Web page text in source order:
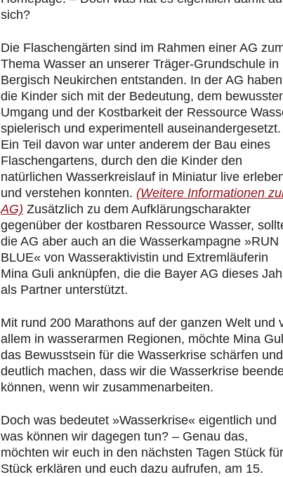
sich?
Die Flaschengärten sind im Rahmen einer AG
Thema Wasser an unserer Träger-Grundschule in
Bergisch Neukirchen entstanden. In der AG haben
die Kinder sich mit der Bedeutung, dem
Umgang und der Kostbarkeit der Ressource
spielerisch und experimentell auseinandergesetzt.
Ein Teil davon war unter anderem der Bau eines
Flaschengartens, durch den die Kinder den
natürlichen Wasserkreislauf in Miniatur live
und verstehen konnten. (Weitere Informationen
AG) Zusätzlich zu dem Aufklärungscharakter
gegenüber der kostbaren Ressource Wasser,
die AG aber auch an die Wasserkampagne »RUN
BLUE« von Wasseraktivistin und Extremläuferin
Mina Guli anknüpfen, die die Bayer AG dieses
als Partner unterstützt.
Mit rund 200 Marathons auf der ganzen Welt und
allem in wasserarmen Regionen, möchte Mina
das Bewusstsein für die Wasserkrise schärfen und
deutlich machen, dass wir die Wasserkrise
können, wenn wir zusammenarbeiten.
Doch was bedeutet »Wasserkrise« eigentlich und
was können wir dagegen tun? – Genau das,
möchten wir euch in den nächsten Tagen Stück für
Stück erklären und euch dazu aufrufen, am 15.